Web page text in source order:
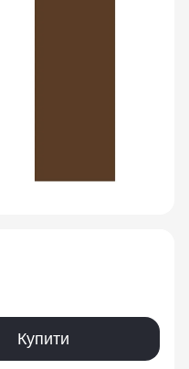
Купити